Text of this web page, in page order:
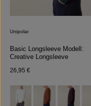
Unipolar
Basic Longsleeve Modell:
Creative Longsleeve
Regulärer Preis:
26,95 €
Farbe auswählen
(Diese Option ist
(Diese